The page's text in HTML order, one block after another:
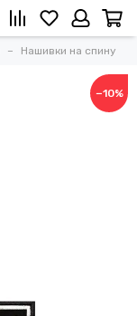
Нашивки на спину
−10%